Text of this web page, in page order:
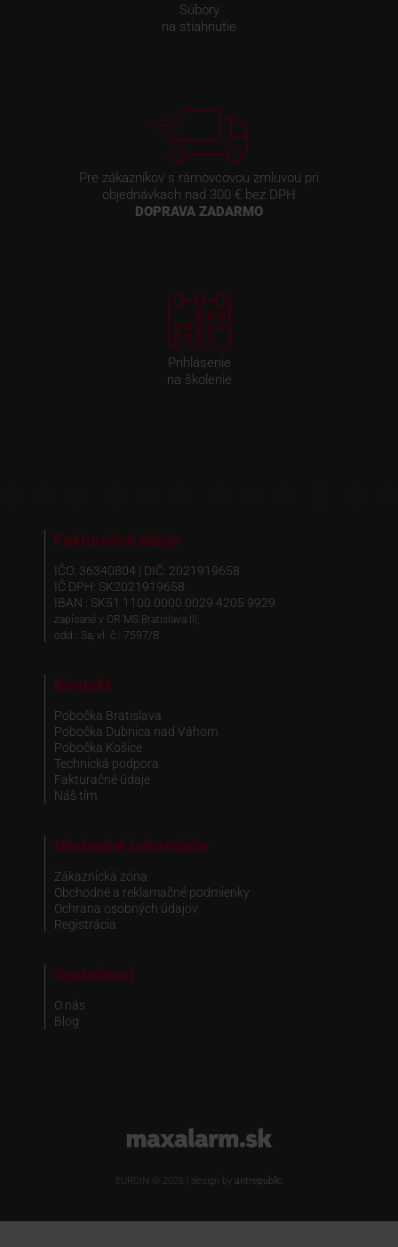
Súbory
na stiahnutie
Pre zákazníkov s rámovcovou zmluvou pri
objednávkach nad 300 € bez DPH
DOPRAVA ZADARMO
Prihlásenie
na školenie
Fakturačné údaje
IČO: 36340804 | DIČ: 2021919658
IČ DPH: SK2021919658
IBAN : SK51 1100 0000 0029 4205 9929
zapísané v OR MS Bratislava III,
odd.: Sa, vl. č.: 7597/B
Kontakt
Pobočka Bratislava
Pobočka Dubnica nad Váhom
Pobočka Košice
Technická podpora
Fakturačné údaje
Náš tím
Obchodné informácie
Zákaznická zóna
Obchodné a reklamačné podmienky
Ochrana osobných údajov
Registrácia
Spoločnosť
O nás
Blog
www.maxalarm.sk
EUROIN © 2026 | design by antrepublic